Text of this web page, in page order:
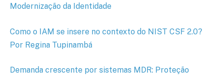
Modernização da Identidade
Como o IAM se insere no contexto do NIST CSF 2.0?
Por Regina Tupinambá
Demanda crescente por sistemas MDR: Proteção